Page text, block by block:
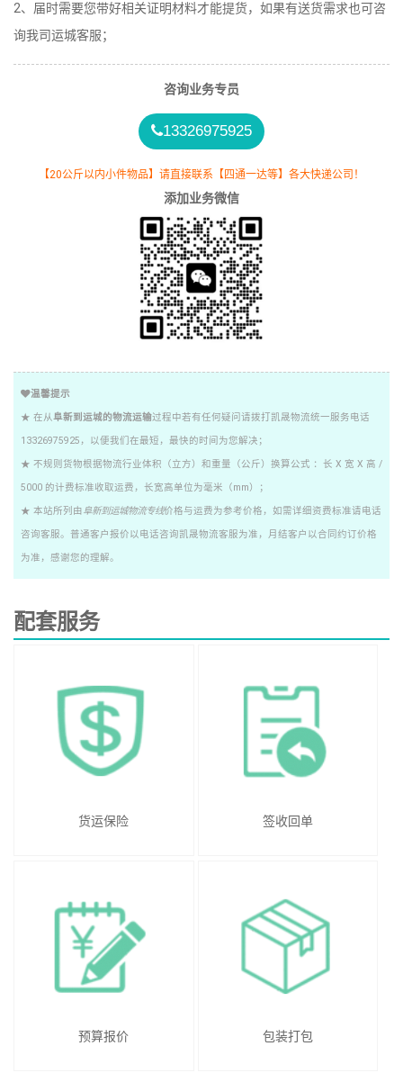
2、届时需要您带好相关证明材料才能提货，如果有送货需求也可咨
询我司运城客服；
咨询业务专员
13326975925
【20公斤以内小件物品】请直接联系【四通一达等】各大快递公司！
添加业务微信
温馨提示
★ 在从阜新到运城的物流运输过程中若有任何疑问请拨打凯晟物流统一服务电话
13326975925，以便我们在最短，最快的时间为您解决；
★ 不规则货物根据物流行业体积（立方）和重量（公斤）换算公式 ：长 X 宽 X 高 /
5000 的计费标准收取运费，长宽高单位为毫米（mm）；
★ 本站所列由阜新到运城物流专线价格与运费为参考价格，如需详细资费标准请电话
咨询客服。普通客户报价以电话咨询凯晟物流客服为准，月结客户以合同约订价格
为准，感谢您的理解。
配套服务
货运保险 签收回单
预算报价 包装打包